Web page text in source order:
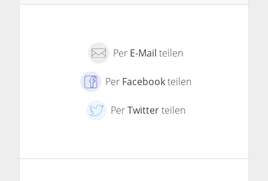
Per E-Mail teilen
Per Facebookteilen
PerTwitterteilen